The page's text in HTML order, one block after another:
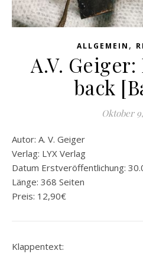
ALLGEMEIN ,
A.V.
back
Oktober
Autor: A. V. Geiger
Verlag: LYX Verlag
Datum Erstveröffentlichung:
Länge: 368 Seiten
Preis: 12,90€
Klappentext: